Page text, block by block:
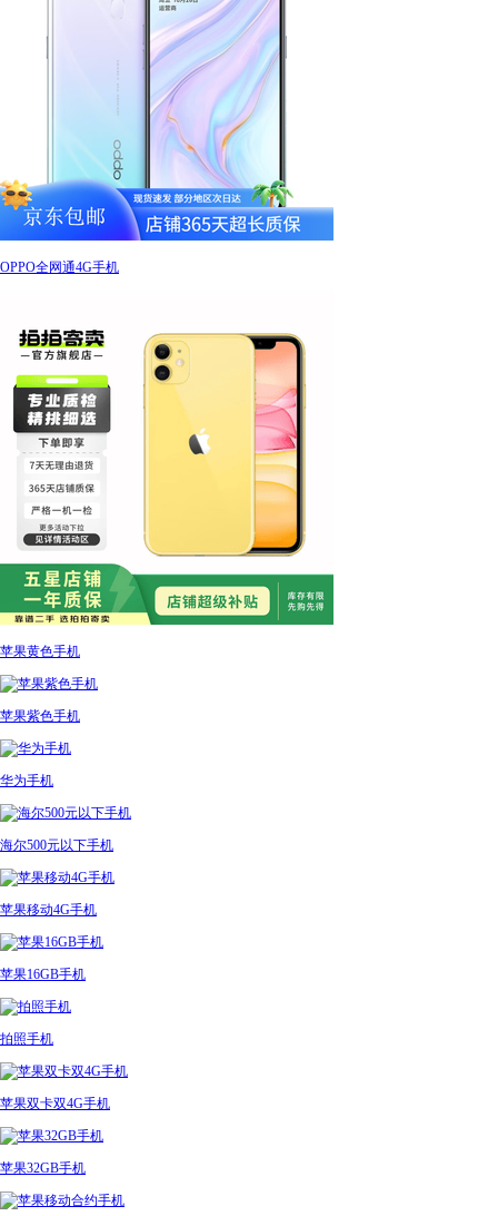
OPPO全网通4G手机
苹果黄色手机
苹果紫色手机
华为手机
海尔500元以下手机
苹果移动4G手机
苹果16GB手机
拍照手机
苹果双卡双4G手机
苹果32GB手机